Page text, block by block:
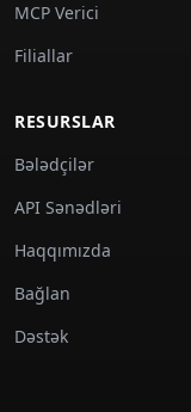
MCP Verici
Filiallar
RESURSLAR
Bələdçilər
API Sənədləri
Haqqımızda
Bağlan
Dəstək